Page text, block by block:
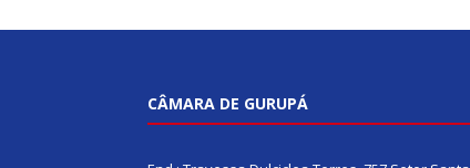
CÂMARA DE GURUPÁ